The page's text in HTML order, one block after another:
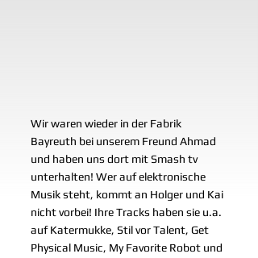
Wir waren wieder in der Fabrik
Bayreuth bei unserem Freund Ahmad
und haben uns dort mit Smash tv
unterhalten! Wer auf elektronische
Musik steht, kommt an Holger und Kai
nicht vorbei! Ihre Tracks haben sie u.a.
auf Katermukke, Stil vor Talent, Get
Physical Music, My Favorite Robot und